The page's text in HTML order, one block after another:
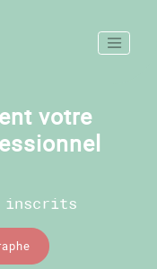
votre
inscrits